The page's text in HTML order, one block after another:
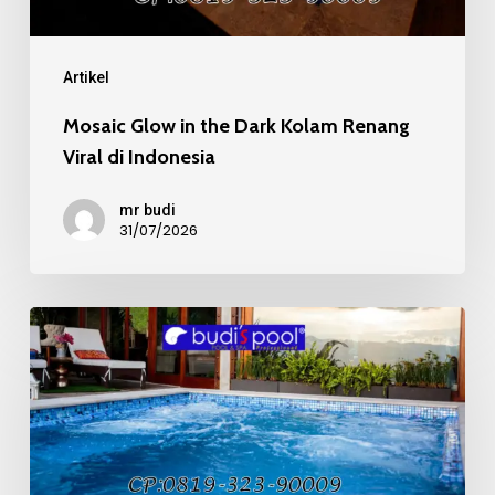
Artikel
Mosaic Glow in the Dark Kolam Renang
Viral di Indonesia
mr budi
31/07/2026
Mosaic
Kaca
Recycle
pada
Kolam